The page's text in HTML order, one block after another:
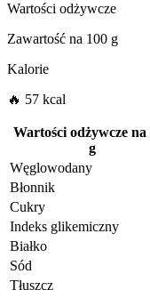
Wartości odżywcze
Zawartość na 100 g
Kalorie
🔥 57 kcal
Wartości odżywcze na
g
Węglowodany
Błonnik
Cukry
Indeks glikemiczny
Białko
Sód
Tłuszcz